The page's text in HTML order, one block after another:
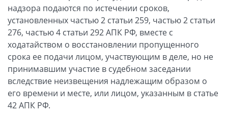
надзора подаются по истечении сроков,
установленных частью 2 статьи 259, частью 2 статьи
276, частью 4 статьи 292 АПК РФ, вместе с
ходатайством о восстановлении пропущенного
срока ее подачи лицом, участвующим в деле, но не
принимавшим участие в судебном заседании
вследствие неизвещения надлежащим образом о
его времени и месте, или лицом, указанным в статье
42 АПК РФ.